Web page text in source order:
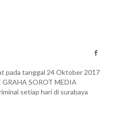
pada tanggal 24 Oktober 2017
GRAHA SOROT MEDIA
setiap hari di surabaya